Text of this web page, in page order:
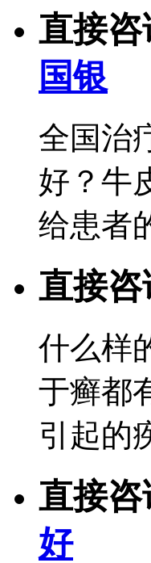
直接
国银
全国治
好？牛
给患者
直接
什么样
于癣都
引起的
直接
好